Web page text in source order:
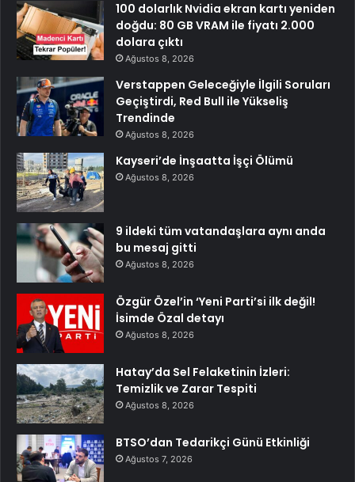
100 dolarlık Nvidia ekran kartı yeniden
doğdu: 80 GB VRAM ile fiyatı 2.000
dolara çıktı
Ağustos 8, 2026
Verstappen Geleceğiyle İlgili Soruları
Geçiştirdi, Red Bull ile Yükseliş
Trendinde
Ağustos 8, 2026
Kayseri’de İnşaatta İşçi Ölümü
Ağustos 8, 2026
9 ildeki tüm vatandaşlara aynı anda
bu mesaj gitti
Ağustos 8, 2026
Özgür Özel’in ‘Yeni Parti’si ilk değil!
İsimde Özal detayı
Ağustos 8, 2026
Hatay’da Sel Felaketinin İzleri:
Temizlik ve Zarar Tespiti
Ağustos 8, 2026
BTSO’dan Tedarikçi Günü Etkinliği
Ağustos 7, 2026